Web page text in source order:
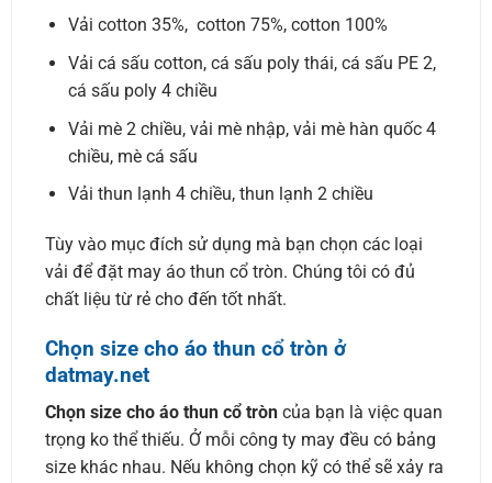
Vải cotton 35%, cotton 75%, cotton 100%
Vải cá sấu cotton, cá sấu poly thái, cá sấu PE 2,
cá sấu poly 4 chiều
Vải mè 2 chiều, vải mè nhập, vải mè hàn quốc 4
chiều, mè cá sấu
Vải thun lạnh 4 chiều, thun lạnh 2 chiều
Tùy vào mục đích sử dụng mà bạn chọn các loại
vải để đặt may áo thun cổ tròn. Chúng tôi có đủ
chất liệu từ rẻ cho đến tốt nhất.
Chọn size cho áo thun cổ tròn ở
datmay.net
Chọn size cho áo thun cổ tròn của bạn là việc quan
trọng ko thể thiếu. Ở mỗi công ty may đều có bảng
size khác nhau. Nếu không chọn kỹ có thể sẽ xảy ra